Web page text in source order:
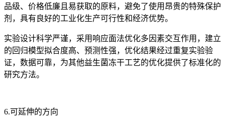
品级、价格低廉且易获取的原料，避免了使用昂贵的特殊保护
剂，具有良好的工业化生产可行性和经济优势。
实验设计科学严谨，采用响应面法优化多因素交互作用，建立
的回归模型拟合度高、预测性强，优化结果经过重复实验验
证，数据可靠，为其他益生菌冻干工艺的优化提供了标准化的
研究方法。
6.可延伸的方向